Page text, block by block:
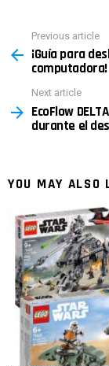
more
Previous article
¡Guía para
computadora!
Next article
EcoFlow
durante el
YOU MAY ALSO